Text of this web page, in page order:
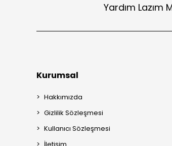
Yardım Lazım
Kurumsal
Hakkımızda
Gizlilik Sözleşmesi
Kullanıcı Sözleşmesi